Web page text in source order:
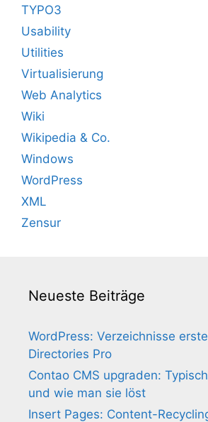
TYPO3
Usability
Utilities
Virtualisierung
Web Analytics
Wiki
Wikipedia & Co.
Windows
WordPress
XML
Zensur
Neueste Beiträge
WordPress: Verzeichnisse
Directories Pro
Contao CMS upgraden:
und wie man sie löst
Insert Pages: Content-